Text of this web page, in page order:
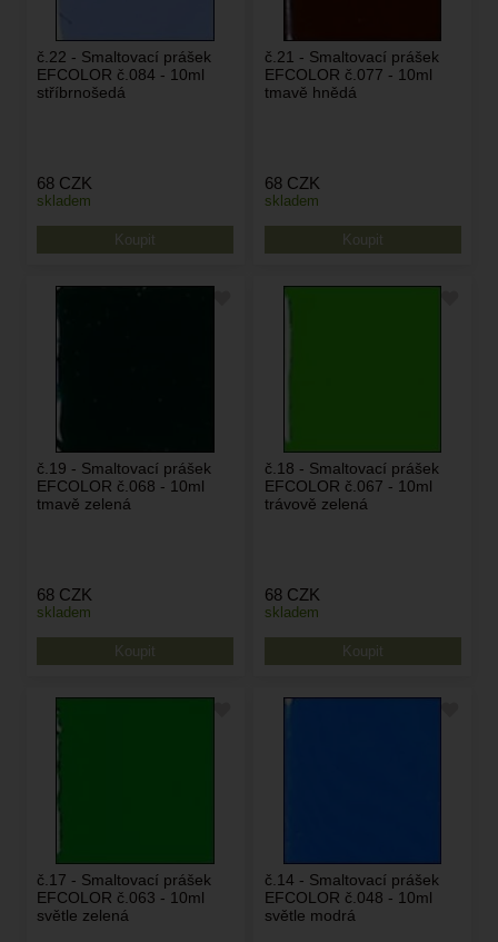
č.22 - Smaltovací prášek
EFCOLOR č.084 - 10ml
stříbrnošedá
skladem
68 CZK
č.21 - Smaltovací prášek
EFCOLOR č.077 - 10ml
tmavě hnědá
skladem
68 CZK
č.19 - Smaltovací prášek
EFCOLOR č.068 - 10ml
tmavě zelená
skladem
68 CZK
č.18 - Smaltovací prášek
EFCOLOR č.067 - 10ml
trávově zelená
skladem
68 CZK
č.17 - Smaltovací prášek
EFCOLOR č.063 - 10ml
světle zelená
č.14 - Smaltovací prášek
EFCOLOR č.048 - 10ml
světle modrá